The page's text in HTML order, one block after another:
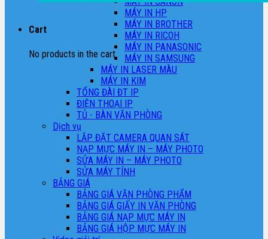
Cart
No products in the cart.
MÁY IN HP
MÁY IN BROTHER
MÁY IN RICOH
MÁY IN PANASONIC
MÁY IN SAMSUNG
MÁY IN LASER MÀU
MÁY IN KIM
TỔNG ĐÀI ĐT IP
ĐIỆN THOẠI IP
TỦ - BÀN VĂN PHÒNG
Dịch vụ
LẮP ĐẶT CAMERA QUAN SÁT
NẠP MỰC MÁY IN – MÁY PHOTO
SỬA MÁY IN – MÁY PHOTO
SỬA MÁY TÍNH
BẢNG GIÁ
BẢNG GIÁ VĂN PHÒNG PHẨM
BẢNG GIÁ GIẤY IN VĂN PHÒNG
BẢNG GIÁ NẠP MỰC MÁY IN
BẢNG GIÁ HỘP MỰC MÁY IN